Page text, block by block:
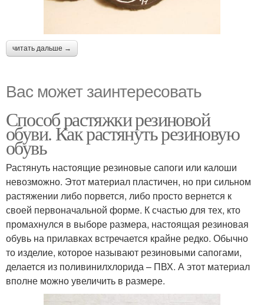
читать дальше →
Вас может заинтересовать
Способ растяжки резиновой
обуви. Как растянуть резиновую
обувь
Растянуть настоящие резиновые сапоги или калоши
невозможно. Этот материал пластичен, но при сильном
растяжении либо порвется, либо просто вернется к
своей первоначальной форме. К счастью для тех, кто
промахнулся в выборе размера, настоящая резиновая
обувь на прилавках встречается крайне редко. Обычно
то изделие, которое называют резиновыми сапогами,
делается из поливинилхлорида – ПВХ. А этот материал
вполне можно увеличить в размере.